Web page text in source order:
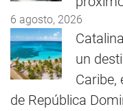
6 agosto, 2026
un
Caribe,
de República